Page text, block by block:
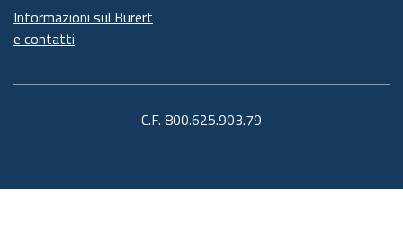
Informazioni sul Burert
e contatti
C.F. 800.625.903.79